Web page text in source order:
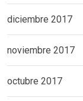
diciembre 2017
noviembre 2017
octubre 2017